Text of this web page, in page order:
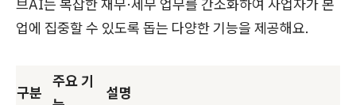
브AI는 복잡한 재무·세무 업무를 간소화하여 사업자가 본
업에 집중할 수 있도록 돕는 다양한 기능을 제공해요.
구분
주요 기
설명